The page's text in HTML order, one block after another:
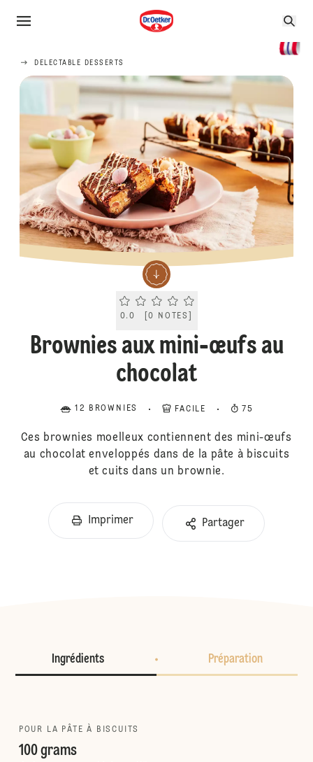
DELECTABLE DESSERTS
Current rating 0.0. Click to rate.
0.0 [0 NOTES
Brownies aux mini-œufs au
chocolat
12 BROWNIES FACILE 75
Ces brownies moelleux contiennent des mini-œufs
au chocolat enveloppés dans de la pâte à biscuits
et cuits dans un brownie.
Imprimer Partager
Ingrédients Préparation
POUR LA PÂTE À BISCUITS
100 grams